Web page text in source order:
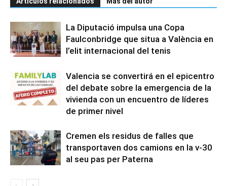
La Diputació impulsa una Copa
Faulconbridge que situa a València en
l’elit internacional del tenis
Valencia se convertirá en el epicentro
del debate sobre la emergencia de la
vivienda con un encuentro de líderes
de primer nivel
Cremen els residus de falles que
transportaven dos camions en la v-30
al seu pas per Paterna